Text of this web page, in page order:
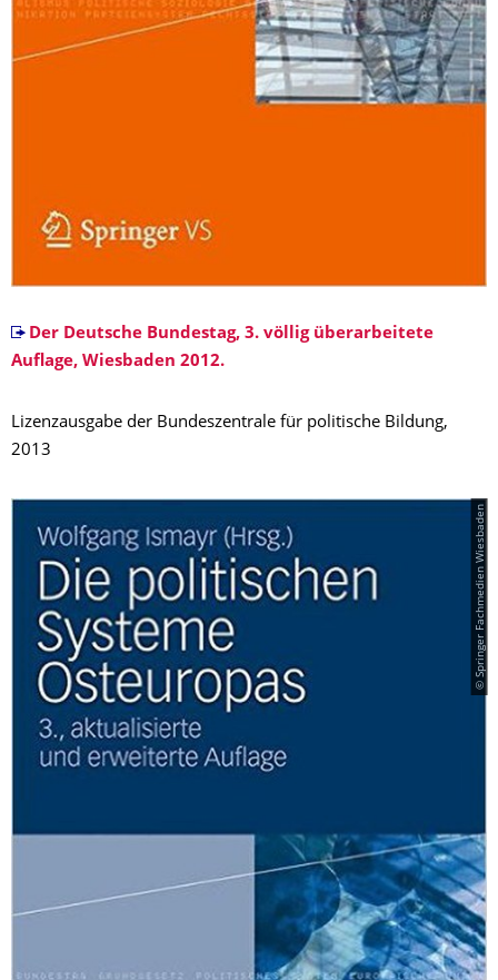
Der Deutsche Bundestag, 3. völlig überarbeitete
Auflage, Wiesbaden 2012.
Lizenzausgabe der Bundeszentrale für politische Bildung,
2013
© Springer Fachmedien Wiesbaden